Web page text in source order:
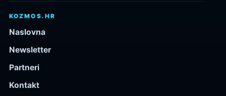
KOZMOS.HR
Naslovna
Newsletter
Partneri
Kontakt